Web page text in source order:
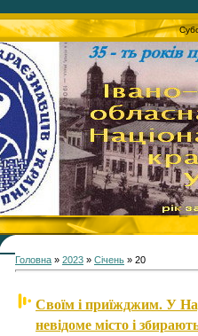
Головна » 2023 » Січень » 20
Своїм і приїжджим. У
невідоме місто і